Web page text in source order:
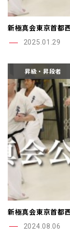
新極真会東京首都
2025.01.29
昇級・昇段者
新極真会東京首都
2024.08.06